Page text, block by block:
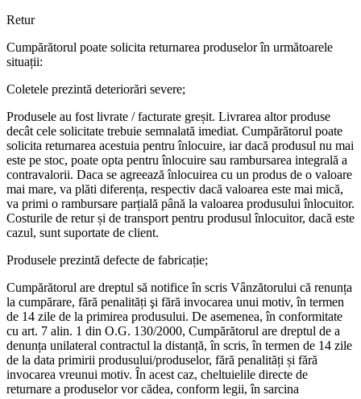
Retur
Cumpărătorul poate solicita returnarea produselor în următoarele
situații:
Coletele prezintă deteriorări severe;
Produsele au fost livrate / facturate greșit. Livrarea altor produse
decât cele solicitate trebuie semnalată imediat. Cumpărătorul poate
solicita returnarea acestuia pentru înlocuire, iar dacă produsul nu mai
este pe stoc, poate opta pentru înlocuire sau rambursarea integrală a
contravalorii. Daca se agreează înlocuirea cu un produs de o valoare
mai mare, va plăti diferența, respectiv dacă valoarea este mai mică,
va primi o rambursare parțială până la valoarea produsului înlocuitor.
Costurile de retur și de transport pentru produsul înlocuitor, dacă este
cazul, sunt suportate de client.
Produsele prezintă defecte de fabricație;
Cumpărătorul are dreptul să notifice în scris Vânzătorului că renunța
la cumpărare, fără penalități şi fără invocarea unui motiv, în termen
de 14 zile de la primirea produsului. De asemenea, în conformitate
cu art. 7 alin. 1 din O.G. 130/2000, Cumpărătorul are dreptul de a
denunța unilateral contractul la distanță, în scris, în termen de 14 zile
de la data primirii produsului/produselor, fără penalități și fără
invocarea vreunui motiv. În acest caz, cheltuielile directe de
returnare a produselor vor cădea, conform legii, în sarcina